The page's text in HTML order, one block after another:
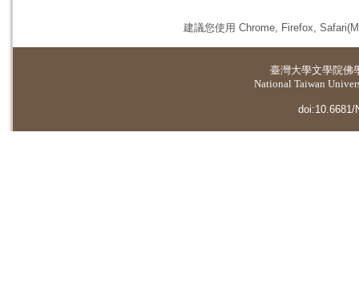
建議您使用 Chrome, Firefox,
臺灣大學文學院佛
National Taiwan
doi:10.6681/